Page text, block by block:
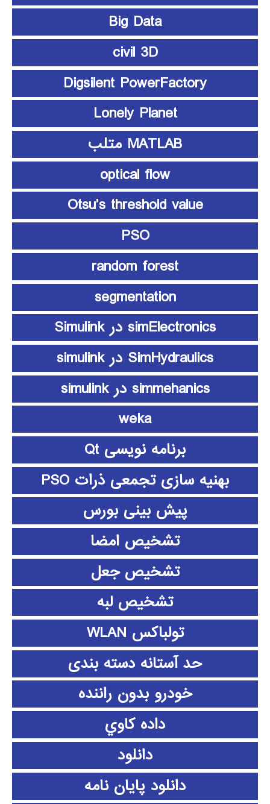
Big Data
civil 3D
Digsilent PowerFactory
Lonely Planet
MATLAB متلب
optical flow
Otsu’s threshold value
PSO
random forest
segmentation
simElectronics در Simulink
SimHydraulics در simulink
simmehanics در simulink
weka
برنامه نویسی Qt
بهنیه سازی تجمعی ذرات PSO
پیش بینی بورس
تشخیص امضا
تشخیص جعل
تشخیص لبه
تولباکس WLAN
حد آستانه دسته بندی
خودرو بدون راننده
داده كاوي
دانلود
دانلود پايان نامه